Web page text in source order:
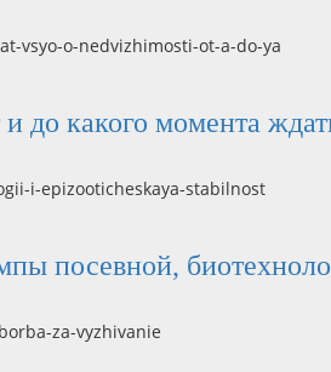
и до какого момента
посевной,